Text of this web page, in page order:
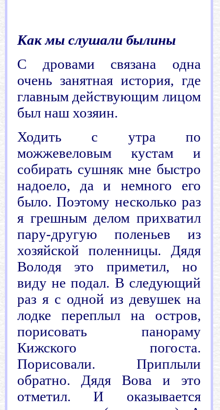
Как мы слушали былины
С дровами связана одна
очень занятная история, где
главным действующим лицом
был наш хозяин.
Ходить с утра по
можжевеловым кустам и
собирать сушняк мне быстро
надоело, да и немного его
было. Поэтому несколько раз
я грешным делом прихватил
пару-другую поленьев из
хозяйской поленницы. Дядя
Володя это приметил, но
виду не подал. В следующий
раз я с одной из девушек на
лодке переплыл на остров,
порисовать панораму
Кижского погоста.
Порисовали. Приплыли
обратно. Дядя Вова и это
отметил. И оказывается